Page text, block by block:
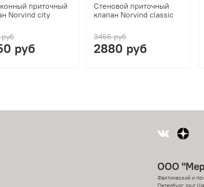
приточный
Norvind city
руб
Стеновой приточный
клапан Norvind classic
3456 руб
2880 руб
ООО
Фактический и